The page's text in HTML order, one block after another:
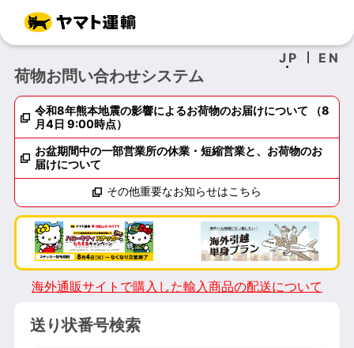
JP EN
荷物お問い合わせシステム
令和8年熊本地震の影響によるお荷物のお届けについて （8
月4日 9:00時点）
お盆期間中の一部営業所の休業・短縮営業と、お荷物のお
届けについて
その他重要なお知らせはこちら
海外通販サイトで購入した輸入商品の配送について
送り状番号検索